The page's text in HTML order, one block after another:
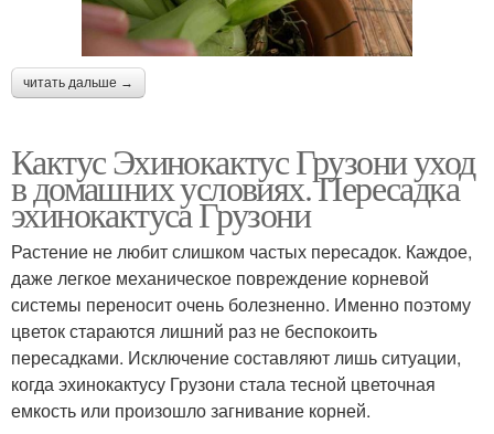
читать дальше →
Кактус Эхинокактус Грузони уход
в домашних условиях. Пересадка
эхинокактуса Грузони
Растение не любит слишком частых пересадок. Каждое,
даже легкое механическое повреждение корневой
системы переносит очень болезненно. Именно поэтому
цветок стараются лишний раз не беспокоить
пересадками. Исключение составляют лишь ситуации,
когда эхинокактусу Грузони стала тесной цветочная
емкость или произошло загнивание корней.